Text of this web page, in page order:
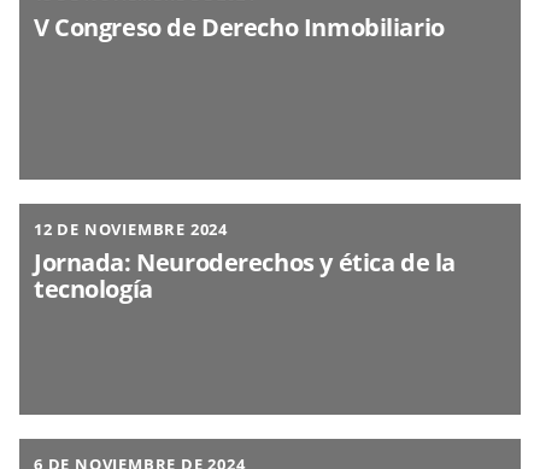
V Congreso de Derecho Inmobiliario
12 DE NOVIEMBRE 2024
Jornada: Neuroderechos y ética de la
tecnología
6 DE NOVIEMBRE DE 2024